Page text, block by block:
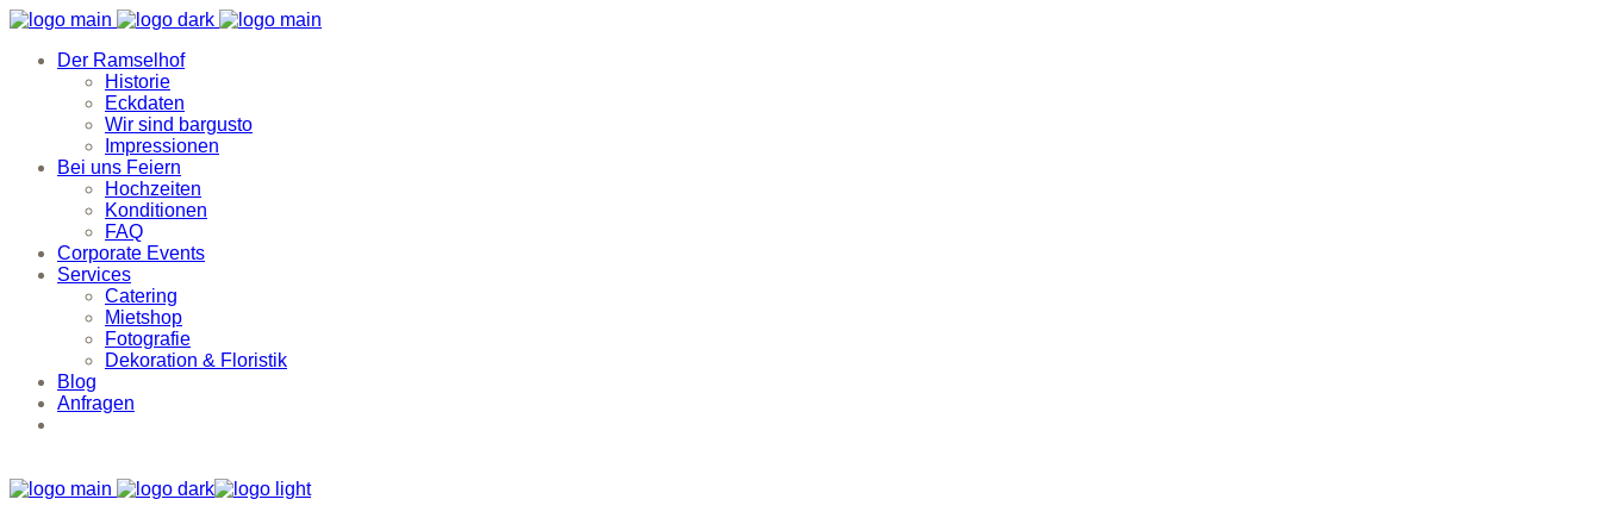
Der Ramselhof
Historie
Eckdaten
Wir sind bargusto
Impressionen
Bei uns Feiern
Hochzeiten
Konditionen
FAQ
Corporate Events
Services
Catering
Mietshop
Fotografie
Dekoration & Floristik
Blog
Anfragen